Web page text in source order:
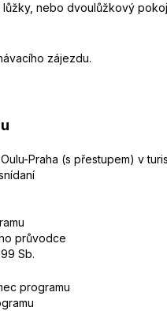
nebo dvoulůžkový
zájezdu.
Praha (s přestupem) v
průvodce
Sb.
programu